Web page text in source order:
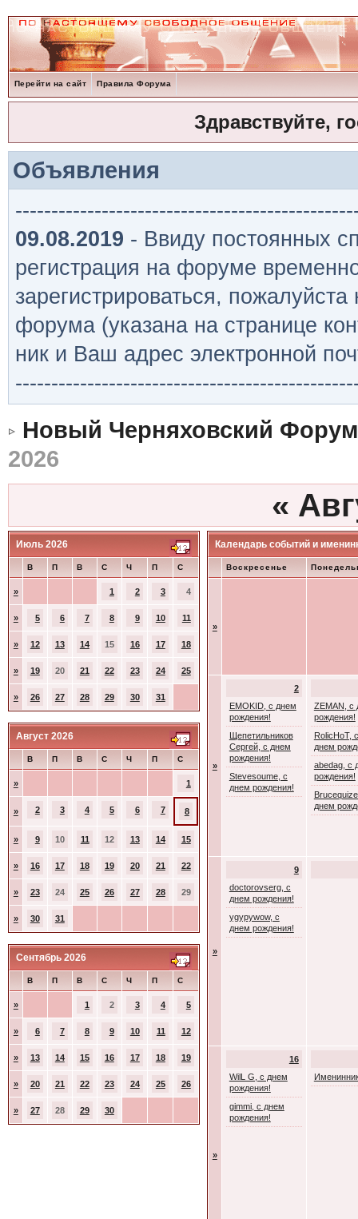
Перейти на сайт Правила Форума
Здравствуйте,
Объявления
09.08.2019 - Ввиду постоянных
регистрация на форуме
зарегистрироваться,
форума (указана на странице
ник и Ваш адрес электронной
Новый Черняховский Форум
2026
«
Июль 2026
В П В С Ч П С
» 1 2 3 4
» 5 6 7 8 9 10 11
» 12 13 14 15 16 17 18
» 19 20 21 22 23 24 25
» 26 27 28 29 30 31
Август 2026
В П В С Ч П С
» 1
» 2 3 4 5 6 7 8
» 9 10 11 12 13 14 15
» 16 17 18 19 20 21 22
» 23 24 25 26 27 28 29
» 30 31
Сентябрь 2026
В П В С Ч П С
» 1 2 3 4 5
» 6 7 8 9 10 11 12
» 13 14 15 16 17 18 19
» 20 21 22 23 24 25 26
» 27 28 29 30
Календарь событий и
Воскресенье
»
»
2
EMOKID, с днем
рождения!
Щепетильников
Сергей, с днем
рождения!
Stevesoume, с
днем рождения!
ZEMAN, с
рождения!
RolicHoT, с
днем
abedag, с
рождения!
днем
»
9
doctorovserg, с
днем рождения!
ygypywow, с
днем рождения!
»
16
WilL G, с днем
рождения!
gimmi, с днем
рождения!